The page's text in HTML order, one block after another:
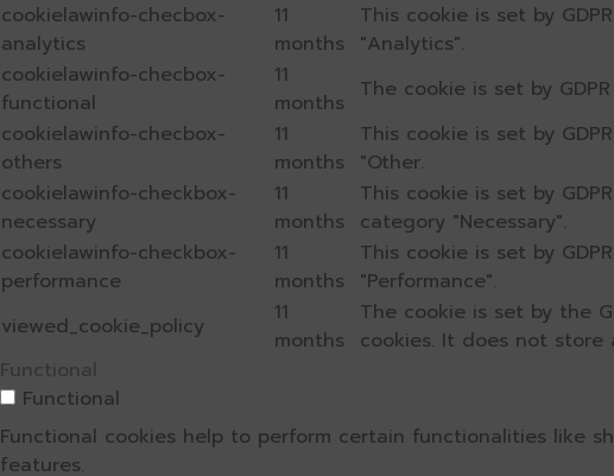
cookielawinfo-checbox-
analytics
11
months
This cookie is set by
"Analytics".
cookielawinfo-checbox-
functional
11
months
The cookie is set by
cookielawinfo-checbox-
others
11
months
This cookie is set by
"Other.
cookielawinfo-checkbox-
necessary
11
months
This cookie is set by
category "Necessary".
cookielawinfo-checkbox-
performance
11
months
This cookie is set by
"Performance".
viewed_cookie_policy
11
months
The cookie is set by the
cookies. It does not store
Functional
Functional
Functional cookies help to perform certain functionalities like
features.